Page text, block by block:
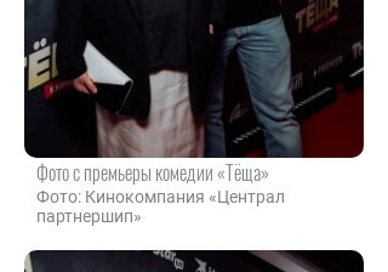
Фото с премьеры комедии «Тёща»
Фото: Кинокомпания «Централ
партнершип»